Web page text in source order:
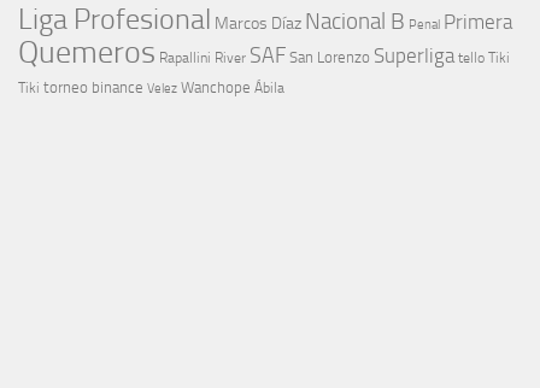
Liga Profesional Marcos Díaz Nacional B Penal Primera
Quemeros Rapallini River SAF San Lorenzo Superliga tello Tiki
Tiki torneo binance Velez Wanchope Ábila